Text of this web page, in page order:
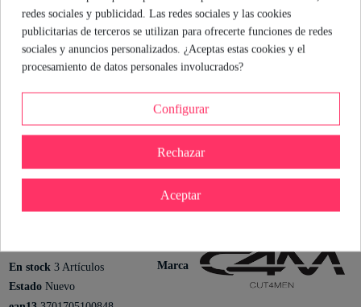
en ocasiones especiales. Además, puedes usarlo como ropa de
baño, así que no hay excusas para no lucirlo. Dale un giro a tu
lencería y siéntete seguro en cualquier situación.
Sexóloga de Industrial Erótica
Ver perfil
Marca
En stock 3 Artículos
Estado Nuevo
redes sociales y publicidad. Las redes sociales y las cookies
publicitarias de terceros se utilizan para ofrecerte funciones de redes
sociales y anuncios personalizados. ¿Aceptas estas cookies y el
procesamiento de datos personales involucrados?
Configurar
Rechazar
Aceptar